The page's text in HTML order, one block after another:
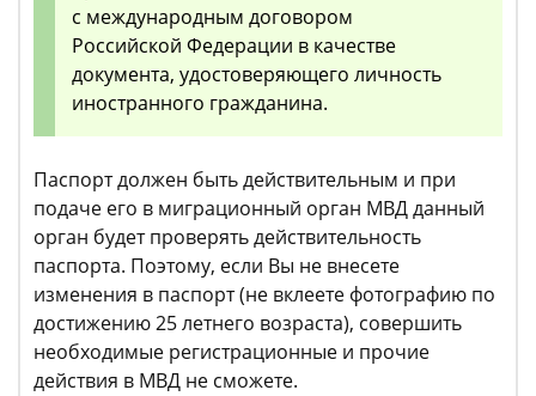
с международным договором
Российской Федерации в качестве
документа, удостоверяющего личность
иностранного гражданина.
Паспорт должен быть действительным и при
подаче его в миграционный орган МВД данный
орган будет проверять действительность
паспорта. Поэтому, если Вы не внесете
изменения в паспорт (не вклеете фотографию по
достижению 25 летнего возраста), совершить
необходимые регистрационные и прочие
действия в МВД не сможете.